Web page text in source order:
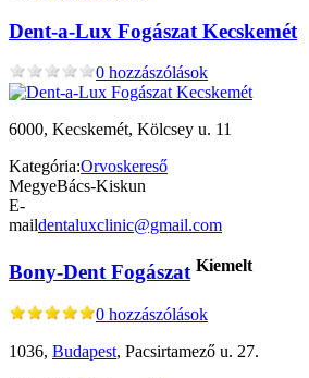
Dent-a-Lux Fogászat Kecskemét
0 hozzászólások
6000, Kecskemét, Kölcsey u. 11
Kategória:Orvoskereső
MegyeBács-Kiskun
E-
maildentaluxclinic@gmail.com
Bony-Dent Fogászat Kiemelt
0 hozzászólások
1036, Budapest, Pacsirtamező u. 27.